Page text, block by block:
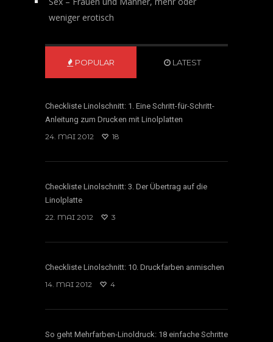
weniger erotisch
POPULAR LATEST
Checkliste Linolschnitt: 1. Eine Schritt-für-Schritt-
Anleitung zum Drucken mit Linolplatten
24. MAI 2012
18
Checkliste Linolschnitt: 3. Der Übertrag auf die
Linolplatte
22. MAI 2012
3
Checkliste Linolschnitt: 10. Druckfarben anmischen
14. MAI 2012
4
So geht Mehrfarben-Linoldruck: 18 einfache Schritte